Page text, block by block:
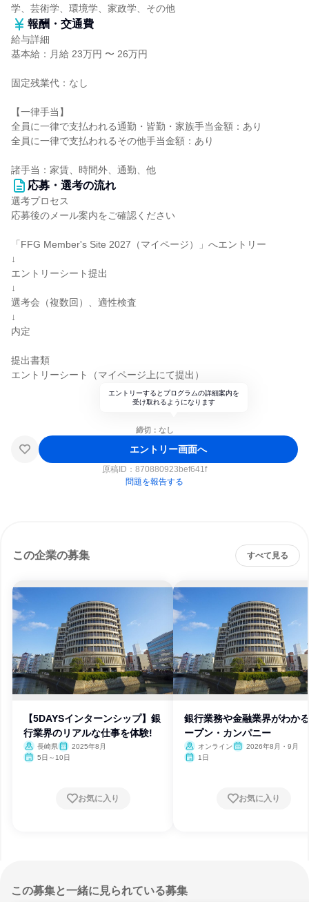
学、芸術学、環境学、家政学、その他
報酬・交通費
給与詳細
基本給：月給 23万円 〜 26万円
固定残業代：なし
【一律手当】
全員に一律で支払われる通勤・皆勤・家族手当金額：あり
全員に一律で支払われるその他手当金額：あり
諸手当：家賃、時間外、通勤、他
応募・選考の流れ
選考プロセス
応募後のメール案内をご確認ください
「FFG Member's Site 2027（マイページ）」へエントリー
↓
エントリーシート提出
↓
選考会（複数回）、適性検査
↓
内定
提出書類
エントリーシート（マイページ上にて提出）
エントリーするとプログラムの詳細案内を
受け取れるようになります
締切：なし
エントリー画面へ
原稿ID： 870880923bef641f
問題を報告する
この企業の募集 すべて見る
【5DAYSインターンシップ】銀
行業界のリアルな仕事を体験!
長崎県
2025年8月
5日～10日
お気に入り
銀行業務や金融業界がわか
ープン・カンパニー
オンライン
2026年8月・9月
1日
お気に入り
この募集と一緒に見られている募集